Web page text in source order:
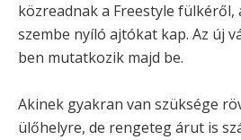
közreadnak a Freestyle fülkéről,
szembe nyíló ajtókat kap. Az új
ben mutatkozik majd be.
Akinek gyakran van szüksége
ülőhelyre, de rengeteg árut is